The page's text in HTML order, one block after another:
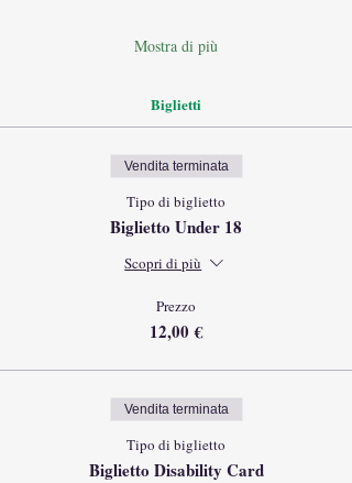
Mostra di più
Biglietti
Vendita terminata
Tipo di biglietto
Biglietto Under 18
Scopri di più
Prezzo
12,00 €
Vendita terminata
Tipo di biglietto
Biglietto Disability Card